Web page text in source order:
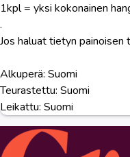
1kpl = yksi kokonainen
.
Jos haluat tietyn painoisen
Alkuperä: Suomi
Teurastettu: Suomi
Leikattu: Suomi